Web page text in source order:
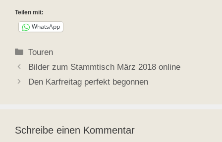
Teilen mit:
WhatsApp
Kategorien
Touren
Bilder zum Stammtisch März 2018 online
Den Karfreitag perfekt begonnen
Schreibe einen Kommentar